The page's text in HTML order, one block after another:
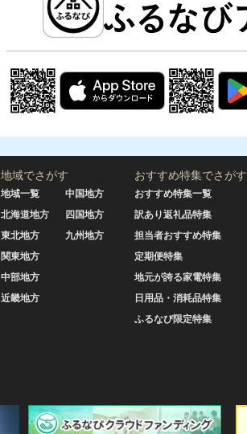
地域でさがす
地域一覧
北海道地方
東北地方
関東地方
中部地方
近畿地方
中国地方
四国地方
九州地方
おすすめ特集でさがす
おすすめ特集一覧
訳あり返礼品特集
担当者おすすめ特集
定期便特集
地元が誇る家電特集
日用品・消耗品特集
ふるなび限定特集